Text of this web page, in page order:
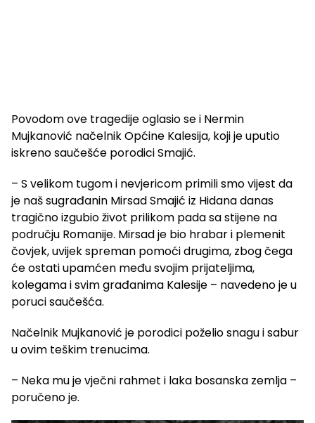
Povodom ove tragedije oglasio se i Nermin
Mujkanović načelnik Općine Kalesija, koji je uputio
iskreno saučešće porodici Smajić.
– S velikom tugom i nevjericom primili smo vijest da
je naš sugrađanin Mirsad Smajić iz Hidana danas
tragično izgubio život prilikom pada sa stijene na
području Romanije. Mirsad je bio hrabar i plemenit
čovjek, uvijek spreman pomoći drugima, zbog čega
će ostati upamćen među svojim prijateljima,
kolegama i svim građanima Kalesije – navedeno je u
poruci saučešća.
Načelnik Mujkanović je porodici poželio snagu i sabur
u ovim teškim trenucima.
– Neka mu je vječni rahmet i laka bosanska zemlja –
poručeno je.